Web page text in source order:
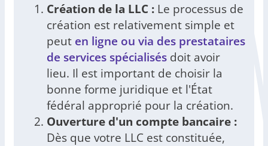
Création de la LLC : Le processus de
création est relativement simple et
peut en ligne ou via des prestataires
de services spécialisés doit avoir
lieu. Il est important de choisir la
bonne forme juridique et l'État
fédéral approprié pour la création.
Ouverture d'un compte bancaire :
Dès que votre LLC est constituée,